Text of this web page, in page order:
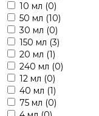
10 мл (0)
50 мл (10)
30 мл (0)
150 мл (3)
20 мл (1)
240 мл (0)
12 мл (0)
40 мл (1)
75 мл (0)